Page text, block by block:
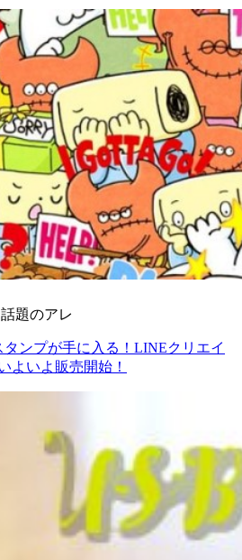
話題のアレ
タンプが手に入る！LINEクリエイ
よいよ販売開始！